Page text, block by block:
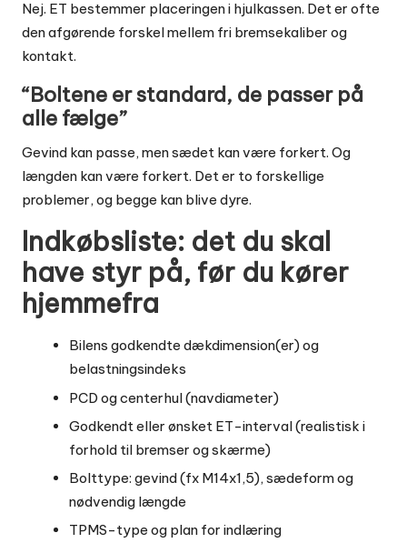
Nej. ET bestemmer placeringen i hjulkassen. Det er ofte
den afgørende forskel mellem fri bremsekaliber og
kontakt.
“Boltene er standard, de passer på
alle fælge”
Gevind kan passe, men sædet kan være forkert. Og
længden kan være forkert. Det er to forskellige
problemer, og begge kan blive dyre.
Indkøbsliste: det du skal
have styr på, før du kører
hjemmefra
Bilens godkendte dækdimension(er) og
belastningsindeks
PCD og centerhul (navdiameter)
Godkendt eller ønsket ET-interval (realistisk i
forhold til bremser og skærme)
Bolttype: gevind (fx M14x1,5), sædeform og
nødvendig længde
TPMS-type og plan for indlæring